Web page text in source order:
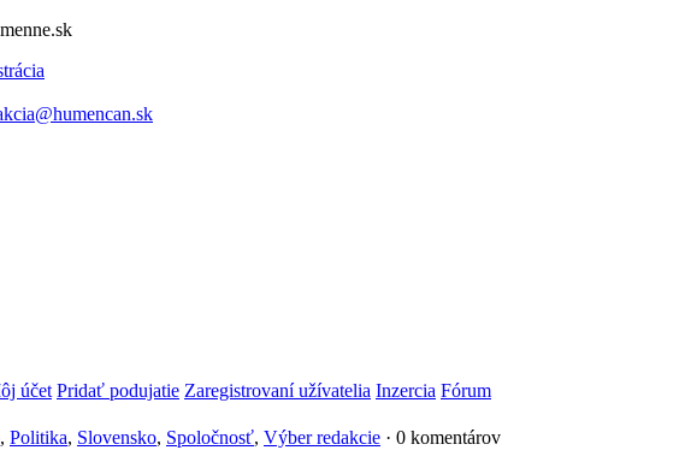
účet Pridať podujatie Zaregistrovaní užívatelia Inzercia Fórum
, Politika, Slovensko, Spoločnosť, Výber redakcie · 0 komentárov